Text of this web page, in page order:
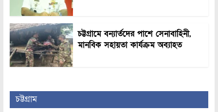
চট্টগ্রামে বন্যার্তদের পাশে সেনাবাহিনী,
মানবিক সহায়তা কার্যক্রম অব্যাহত
চট্টগ্রাম